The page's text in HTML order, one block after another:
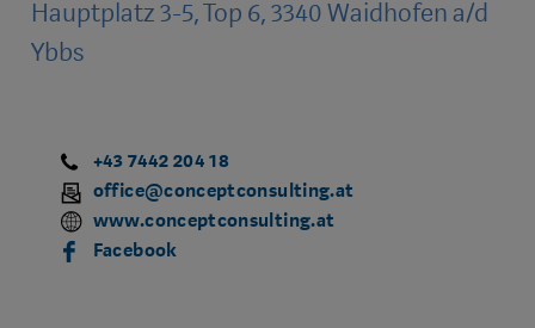
Hauptplatz 3-5, Top 6, 3340 Waidhofen a/d
Ybbs
+43 7442 204 18
office@conceptconsulting.at
www.conceptconsulting.at
Facebook